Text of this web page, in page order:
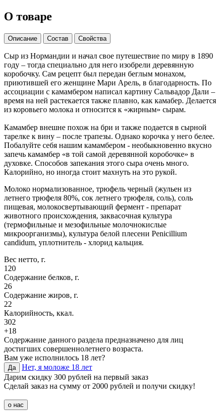
О товаре
Описание Состав Свойства
Сыр из Нормандии и начал свое путешествие по миру в 1890
году – тогда специально для него изобрели деревянную
коробочку. Сам рецепт был передан беглым монахом,
приютившей его женщине Мари Арель, в благодарность. По
ассоциации с камамбером написал картину Сальвадор Дали –
время на ней растекается также плавно, как камабер. Делается
из коровьего молока и относится к «жирным» сырам.
Камамбер внешне похож на бри и также подается в сырной
тарелке к вину – после трапезы. Однако корочка у него белее.
Побалуйте себя нашим камамбером - необыкновенно вкусно
запечь камамбер «в той самой деревянной коробочке» в
духовке. Способов запекания этого сыра очень много.
Калорийно, но иногда стоит махнуть на это рукой.
Молоко нормализованное, трюфель черный (жульен из
летнего трюфеля 80%, сок летнего трюфеля, соль), соль
пищевая, молокосвертывающий фермент - препарат
животного происхождения, заквасочная культура
(термофильные и мезофильные молочнокислые
микроорганизмы), культура белой плесени Penicillium
candidum, уплотнитель - хлорид кальция.
Вес нетто, г.
120
Содержание белков, г.
26
Содержание жиров, г.
22
Калорийность, ккал.
302
+18
Содержание данного раздела предназначено для лиц
достигших совершеннолетнего возраста.
Вам уже исполнилось 18 лет?
Да
Нет, я моложе 18 лет
Дарим скидку 300 рублей на первый заказ
Сделай заказ на сумму от 2000 рублей и получи скидку!
о нас